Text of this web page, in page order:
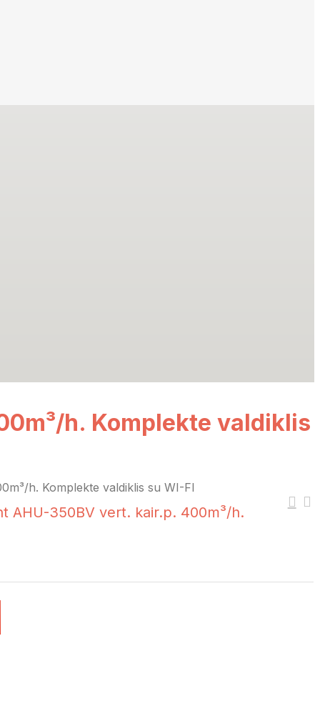
h. Komplekte valdiklis
h. Komplekte valdiklis su WI-FI
AHU-350BV vert. kair.p. 400m³/h.